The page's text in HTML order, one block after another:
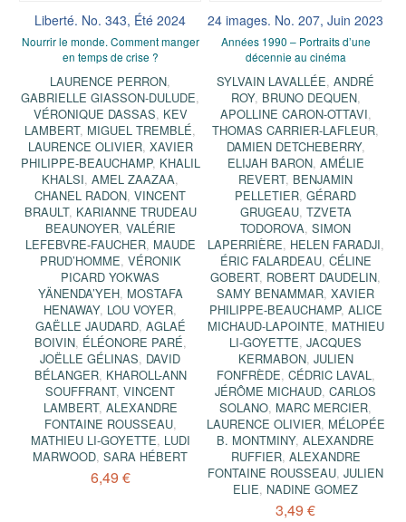
Liberté. No. 343, Été 2024
Nourrir le monde. Comment manger
en temps de crise ?
LAURENCE PERRON,
GABRIELLE GIASSON-DULUDE,
VÉRONIQUE DASSAS, KEV
LAMBERT, MIGUEL TREMBLÉ,
LAURENCE OLIVIER, XAVIER
PHILIPPE-BEAUCHAMP, KHALIL
KHALSI,AMEL ZAAZAA,
CHANEL RADON,VINCENT
BRAULT, KARIANNE TRUDEAU
BEAUNOYER, VALÉRIE
LEFEBVRE-FAUCHER, MAUDE
PRUD’HOMME, VÉRONIK
PICARD YOKWAS
YÄNENDA’YEH, MOSTAFA
HENAWAY, LOU VOYER,
GAËLLE JAUDARD, AGLAÉ
BOIVIN, ÉLÉONORE PARÉ,
JOËLLE GÉLINAS, DAVID
BÉLANGER, KHAROLL-ANN
SOUFFRANT,VINCENT
LAMBERT, ALEXANDRE
FONTAINE ROUSSEAU,
MATHIEU LI-GOYETTE, LUDI
MARWOOD,SARA HÉBERT
6,49 €
24 images. No. 207, Juin 2023
Années 1990 – Portraits d’une
décennie au cinéma
SYLVAIN LAVALLÉE,ANDRÉ
ROY, BRUNO DEQUEN,
APOLLINE CARON-OTTAVI,
THOMAS CARRIER-LAFLEUR,
DAMIEN DETCHEBERRY,
ELIJAH BARON, AMÉLIE
REVERT, BENJAMIN
PELLETIER,GÉRARD
GRUGEAU, TZVETA
TODOROVA,SIMON
LAPERRIÈRE, HELEN FARADJI,
ÉRIC FALARDEAU, CÉLINE
GOBERT, ROBERT DAUDELIN,
SAMY BENAMMAR,XAVIER
PHILIPPE-BEAUCHAMP, ALICE
MICHAUD-LAPOINTE, MATHIEU
LI-GOYETTE,JACQUES
KERMABON, JULIEN
FONFRÈDE, CÉDRIC LAVAL,
JÉRÔME MICHAUD,CARLOS
SOLANO, MARC MERCIER,
LAURENCE OLIVIER, MÉLOPÉE
B. MONTMINY,ALEXANDRE
RUFFIER, ALEXANDRE
FONTAINE ROUSSEAU,JULIEN
ELIE, NADINE GOMEZ
3,49 €